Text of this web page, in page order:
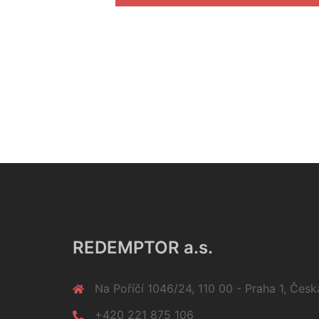
REDEMPTOR a.s.
Na Poříčí 1046/24, 110 00 - Praha 1,
+420 221 875 106